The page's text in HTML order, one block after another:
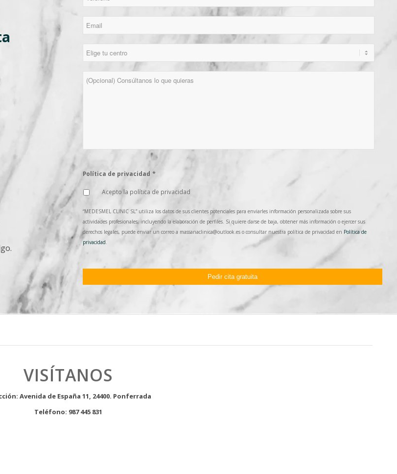
Política de privacidad *
Acepto la política de privacidad
“MEDESMEL CLINIC SL” utiliza los datos de sus clientes potenciales para enviarles información personalizada sobre sus
actividades profesionales, incluyendo la elaboración de perfiles. Si quiere darse de baja, obtener más información o ejercer sus
derechos legales, puede enviar un correo a massanaclinica@outlook.es o consultar nuestra política de privacidad en Política de
privacidad
VISÍTANOS
Avenida de España 11, 24400. Ponferrada
Teléfono: 987 445 831